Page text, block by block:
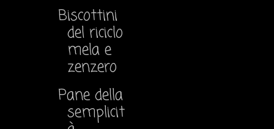
Biscottini
del riciclo
mela e
zenzero
Pane della
semplicit